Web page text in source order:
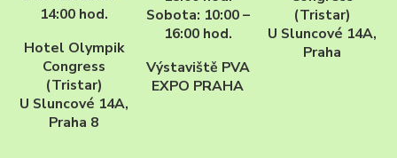
14:00 hod.
Hotel Olympik
Congress
(Tristar)
U Sluncové 14A,
Praha 8
Sobota: 10:00 –
16:00 hod.
Výstaviště PVA
EXPO PRAHA
(Tristar)
U Sluncové 14A,
Praha